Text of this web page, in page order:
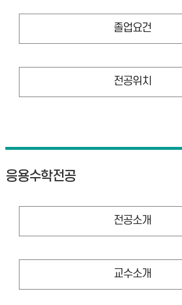
졸업요건
전공위치
응용수학전공
전공소개
교수소개